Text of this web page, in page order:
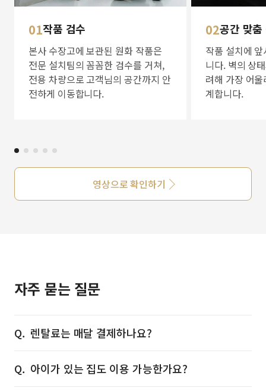
01작품 검수
본사 수장고에 보관된 원화 작품은
전문 설치팀의 꼼꼼한 검수를 거쳐,
전용 차량으로 고객님의 공간까지 안
전하게 이동합니다.
02공간 맞
작품 설치에
니다. 벽의 상
려해 가장 어
계합니다.
영상으로 확인하기
자주 묻는 질문
렌탈료는 매달 결제하나요?
아이가 있는 집도 이용 가능한가요?